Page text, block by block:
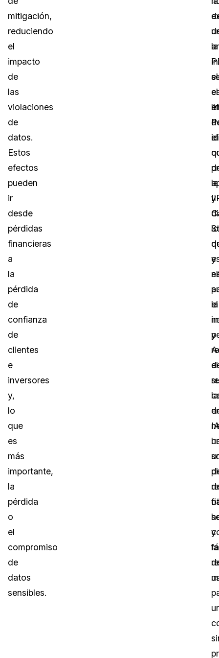
mitigación,
reduciendo
el
impacto
de
las
violaciones
de
datos.
Estos
efectos
pueden
ir
desde
pérdidas
financieras
a
la
pérdida
de
confianza
de
clientes
e
inversores
y,
lo
que
es
más
importante,
la
pérdida
o
el
compromiso
de
datos
sensibles.
la
la
lo
el
y
el
y
el
y
y
la
la